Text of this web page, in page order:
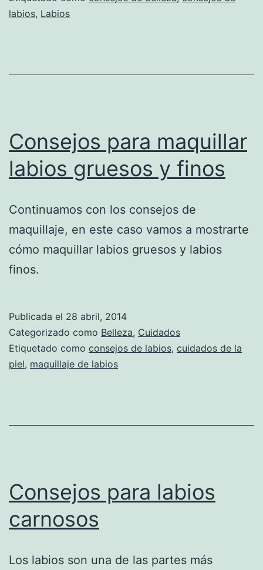
labios, Labios
Consejos para maquillar
labios gruesos y finos
Continuamos con los consejos de
maquillaje, en este caso vamos a mostrarte
cómo maquillar labios gruesos y labios
finos.
Publicada el 28 abril, 2014
Categorizado como Belleza, Cuidados
Etiquetado como consejos de labios, cuidados de la
piel, maquillaje de labios
Consejos para labios
carnosos
Los labios son una de las partes más